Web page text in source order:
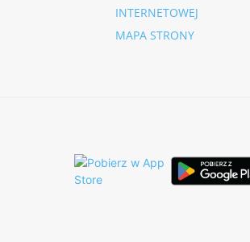
INTERNETOWEJ
MAPA STRONY